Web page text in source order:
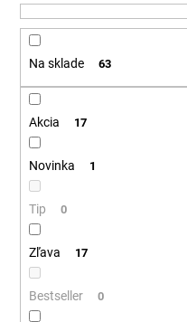
u
k
Na sklade 63
Akcia 17
Novinka 1
Tip 0
Zľava 17
Bestseller 0
á
ť
O